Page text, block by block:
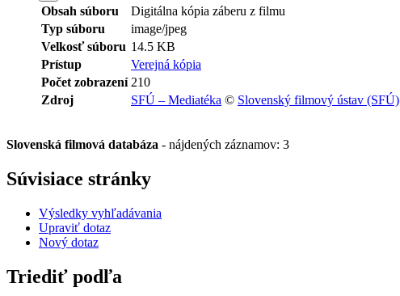
Obsah súboru
Digitálna kópia záberu z filmu
Typ súboru
image/jpeg
Velkosť súboru 14.5 KB
Prístup
Verejná kópia
Počet zobrazení 210
Zdroj
SFÚ – Mediatéka © Slovenský filmový ústav (SFÚ)
Slovenská filmová databáza - nájdených záznamov: 3
Súvisiace stránky
Výsledky vyhľadávania
Upraviť dotaz
Nový dotaz
Triediť podľa